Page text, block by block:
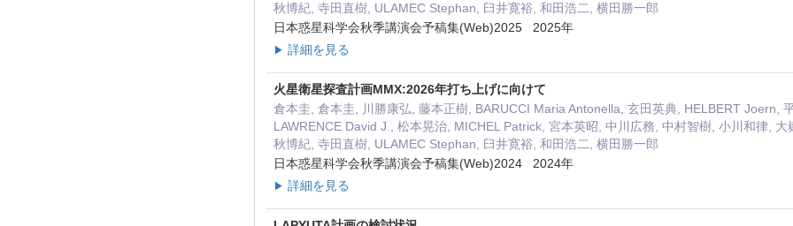
秋博紀, 寺田直樹, ULAMEC Stephan, 臼井寛裕, 和田浩二, 横田勝一郎
日本惑星科学会秋季講演会予稿集(Web)2025 2025年
▶ 詳細を見る
火星衛星探査計画MMX:2026年打ち上げに向けて
倉本圭, 倉本圭, 川勝康弘, 藤本正樹, BARUCCI Maria Antonella, 玄田英典, HELBERT Joern,
LAWRENCE David J., 松本晃治, MICHEL Patrick, 宮本英昭, 中川広務, 中村智樹, 小川和律,
秋博紀, 寺田直樹, ULAMEC Stephan, 臼井寛裕, 和田浩二, 横田勝一郎
日本惑星科学会秋季講演会予稿集(Web)2024 2024年
▶ 詳細を見る